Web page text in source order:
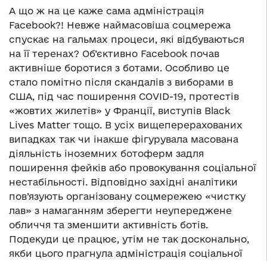
А що ж на це каже сама адміністрація
Facebook?! Невже наймасовіша соцмережа
спускає на гальмах процеси, які відбуваються
на її теренах? Об’єктивно Facebook почав
активніше боротися з ботами. Особливо це
стало помітно після скандалів з виборами в
США, під час поширення СОVID-19, протестів
«жовтих жилетів» у Франції, виступів Black
Lives Matter тощо. В усіх вищеперерахованих
випадках так чи інакше фігурувала масована
діяльність іноземних ботоферм задля
поширення фейків або провокування соціальної
нестабільності. Відповідно західні аналітики
пов’язують організовану соцмережею «чистку
лав» з намаганням зберегти неупереджене
обличчя та зменшити активність ботів.
Подекуди це працює, утім не так досконально,
якби цього прагнула адміністрація соціальної